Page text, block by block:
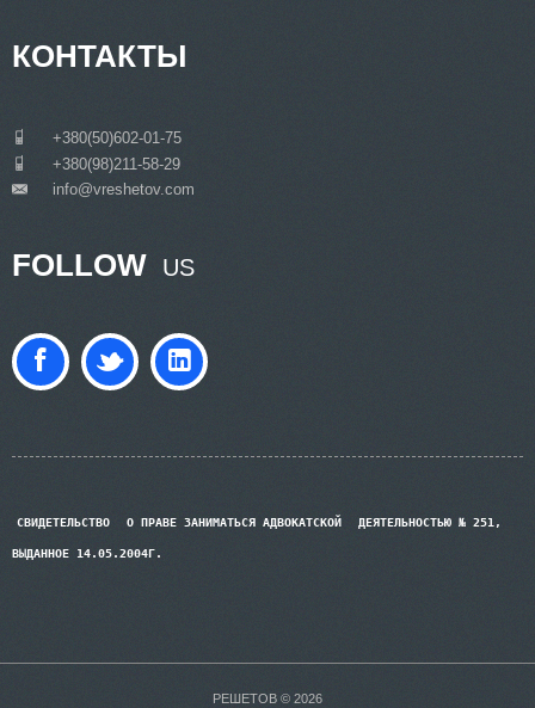
КОНТАКТЫ
+380(50)602-01-75
+380(98)211-58-29
info@vreshetov.com
FOLLOW US
СВИДЕТЕЛЬСТВО О ПРАВЕ ЗАНИМАТЬСЯ АДВОКАТСКОЙ ДЕЯТЕЛЬНОСТЬЮ № 251,
ВЫДАННОЕ 14.05.2004Г.
РЕШЕТОВ © 2026